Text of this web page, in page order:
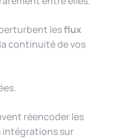
lesflux
continuité de vos
réencoder les
intégrations sur